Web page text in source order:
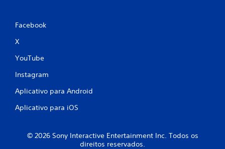
Facebook
X
YouTube
Instagram
Aplicativo para Android
Aplicativo para iOS
© 2026 Sony Interactive Entertainment Inc. Todos os
direitos reservados.